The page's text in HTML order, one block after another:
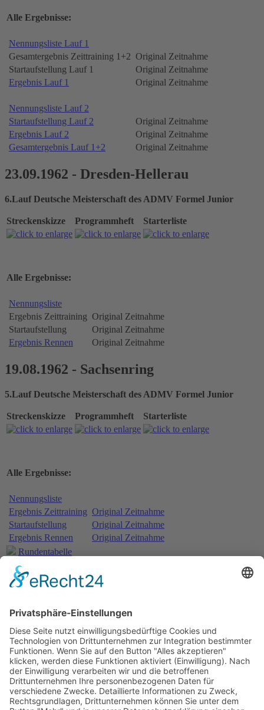
Alle Ergebnisse:
Nennungsliste Lauf 1
Gesamtergebnis Zeittraining 1+2 Original Zeitnahme
Startaufstellung Lauf 1
Original Zeitnahme
Ergebnis Lauf 1
Original Zeitnahme
Nennungsliste Lauf 2
Startaufstellung Lauf 2
Original Zeitnahme
Ergebnis Lauf 2
Original Zeitnahme
Gesamtergebnis Lauf 1+2
Original Zeitnahme
23.09.1962 - Dresden-Hellerau
6.Lauf Deutsche Meisterschaft des ADMV Formel Junior
Streckenskizze Programmheft Starterliste
Alle Ergebnisse:
Nennungsliste
Ergebnis Zeittraining Original Zeitnahme
Startaufstellung
Original Zeitnahme
Ergebnis Rennen
Original Zeitnahme
19.08.1962 - Sachsenring
5.Lauf Deutsche Meisterschaft des ADMV Formel Junior
Streckenskizze Programmheft Starterliste
Alle Ergebnisse:
Nennungsliste
Ergebnis Zeittraining Original Zeitnahme
Startaufstellung
Original Zeitnahme
Ergebnis Rennen
Original Zeitnahme
Rundentabelle
Bericht Rennen
Weitere Beiträge …
15.07.1962 - Bautzen
27.05.1962 - Halle-Saale
20.05.1962 - Bernau
1
2
3
4